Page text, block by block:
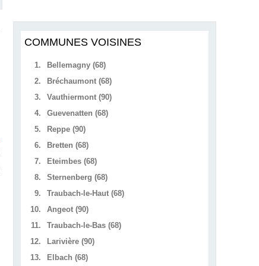
COMMUNES VOISINES
1.
Bellemagny (68)
2.
Bréchaumont (68)
3.
Vauthiermont (90)
4.
Guevenatten (68)
5.
Reppe (90)
6.
Bretten (68)
7.
Eteimbes (68)
8.
Sternenberg (68)
9.
Traubach-le-Haut (68)
10.
Angeot (90)
11.
Traubach-le-Bas (68)
12.
Larivière (90)
13.
Elbach (68)